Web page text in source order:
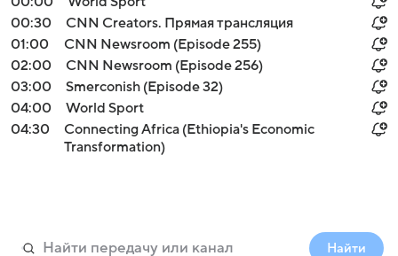
00:30
CNN Creators. Прямая трансляция
01:00
CNN Newsroom (Episode 255)
02:00
CNN Newsroom (Episode 256)
03:00
Smerconish (Episode 32)
04:00
World Sport
04:30
Connecting Africa (Ethiopia's Economic
Transformation)
Найти